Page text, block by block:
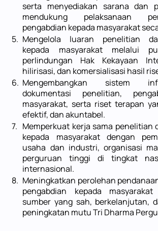
Fakultas
Fakultas Keguruan &
Fakultas
Fakultas
Fakultas
Program
Lembaga
Lembaga Penelitian dan
Lembaga Promosi dan
Lembaga Teknologi,
Pusat Pengembangan
serta menyediakan sarana dan
mendukung pelaksanaan
pengabdian kepada masyarakat
5. Mengelola luaran penelitian
kepada masyarakat melalui
perlindungan Hak Kekayaan
hilirisasi, dan komersialisasi hasil
6. Mengembangkan sistem
dokumentasi penelitian,
masyarakat, serta riset terapan
efektif, dan akuntabel.
7. Memperkuat kerja sama penelitian
kepada masyarakat dengan
usaha dan industri, organisasi
perguruan tinggi di tingkat
internasional.
8. Meningkatkan perolehan
pengabdian kepada
sumber yang sah, berkelanjutan,
peningkatan mutu Tri Dharma